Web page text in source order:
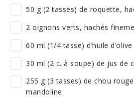
50 g (2 tasses) de roquette,
2 oignons verts, hachés
60 ml (1/4 tasse) d’huile d’olive
30 ml (2 c. à soupe) de jus de
255 g (3 tasses) de chou
mandoline